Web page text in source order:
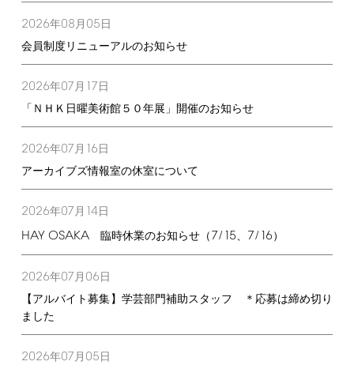
2026年08月 05日
会員制度リニューアルのお知らせ
2026年07月 17日
「ＮＨＫ日曜美術館５０年展」開催のお知らせ
2026年07月 16日
アーカイブズ情報室の休室について
2026年07月 14日
HAY OSAKA臨時休業のお知らせ（7/15、 7/16）
2026年07月 06日
【アルバイト募集】学芸部門補助スタッフ ＊応募は締め切り
ました
2026年07月 05日